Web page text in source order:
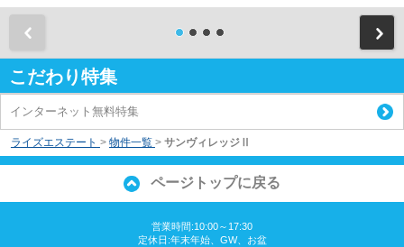
こだわり特集
インターネット無料特集
ライズエステート > 物件一覧 > サンヴィレッジⅡ
ページトップに戻る
営業時間:10:00～17:30
定休日:年末年始、GW、お盆